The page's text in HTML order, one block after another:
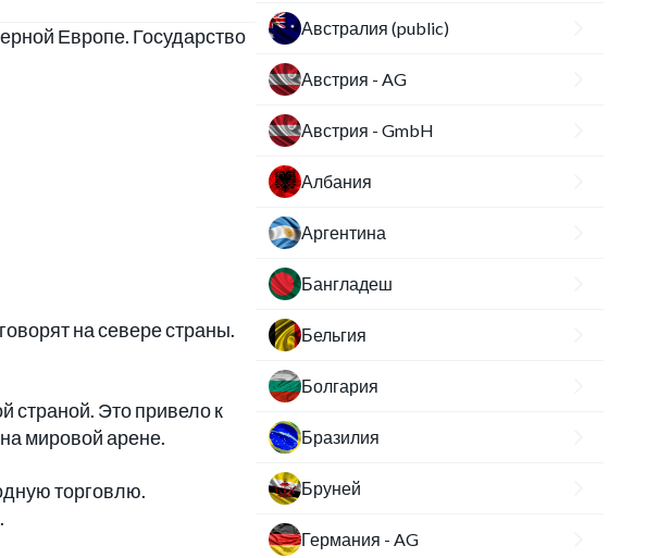
Европе. Государство
на севере страны.
страной. Это привело к
мировой арене.
торговлю.
Австралия (public)
Австрия - AG
Австрия - GmbH
Албания
Аргентина
Бангладеш
Бельгия
Болгария
Бразилия
Бруней
Германия - AG